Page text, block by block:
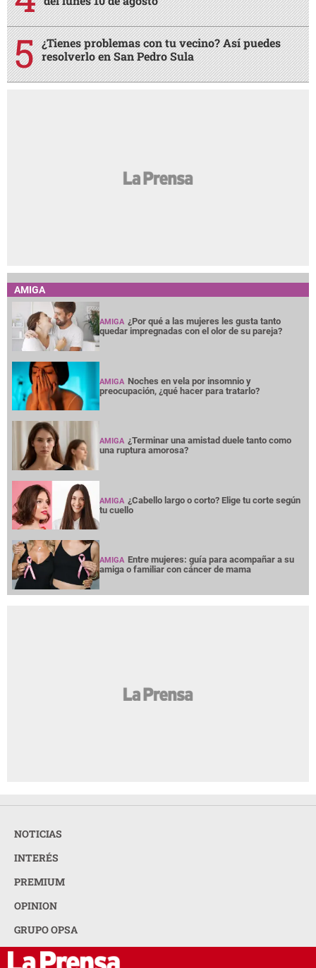
¿Tienes problemas con tu vecino? Así puedes
resolverlo en San Pedro Sula
AMIGA
AMIGA ¿Por qué a las mujeres les gusta tanto
quedar impregnadas con el olor de su pareja?
AMIGA Noches en vela por insomnio y
preocupación, ¿qué hacer para tratarlo?
AMIGA ¿Terminar una amistad duele tanto como
una ruptura amorosa?
AMIGA ¿Cabello largo o corto? Elige tu corte según
tu cuello
AMIGA Entre mujeres: guía para acompañar a su
amiga o familiar con cáncer de mama
NOTICIAS
INTERÉS
PREMIUM
OPINION
GRUPO OPSA